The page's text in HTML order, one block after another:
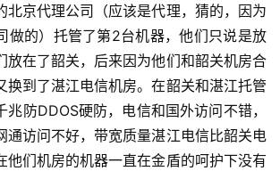
北京代理公司（应该是代理，猜的，因为
做的）托管了第2台机器，他们只说是放
放在了韶关，后来因为他们和韶关机房合
换到了湛江电信机房。在韶关和湛江托管
防DDOS硬防，电信和国外访问不错，
通访问不好，带宽质量湛江电信比韶关电
他们机房的机器一直在金盾的呵护下没有